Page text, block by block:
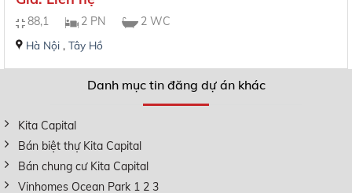
88,1 2 PN 2 WC
Hà Nội, Tây Hồ
Danh mục tin đăng dự án khác
Kita Capital
Bán biệt thự Kita Capital
Bán chung cư Kita Capital
Vinhomes Ocean Park 1 2 3